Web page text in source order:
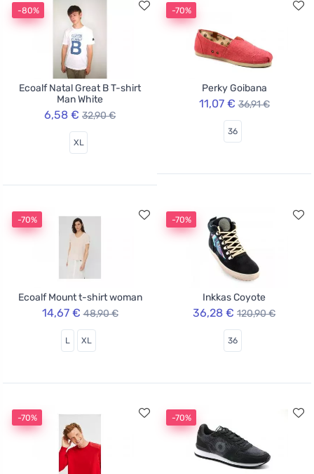
-80%
Ecoalf Natal Great B T-shirt
Man White
6,58 € 32,90 €
XL
-70%
Perky Goibana
11,07 € 36,91 €
36
-70%
Ecoalf Mount t-shirt woman
14,67 € 48,90 €
L XL
-70%
Inkkas Coyote
36,28 € 120,90 €
36
-70% -70%